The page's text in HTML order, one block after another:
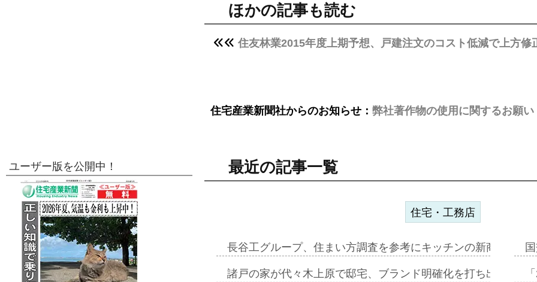
ほかの記事も読む
住友林業2015年度上期予想、戸建注文のコスト低減で上方修
住宅産業新聞社からのお知らせ： 弊社著作物の使用に関するお願い
最近の記事一覧
住宅・工務店
長谷工グループ、住まい方調査を参考にキッチンの新商品=「
諸戸の家が代々木上原で邸宅、ブランド明確化を打ち出す=年
ユーザー版を公開中！